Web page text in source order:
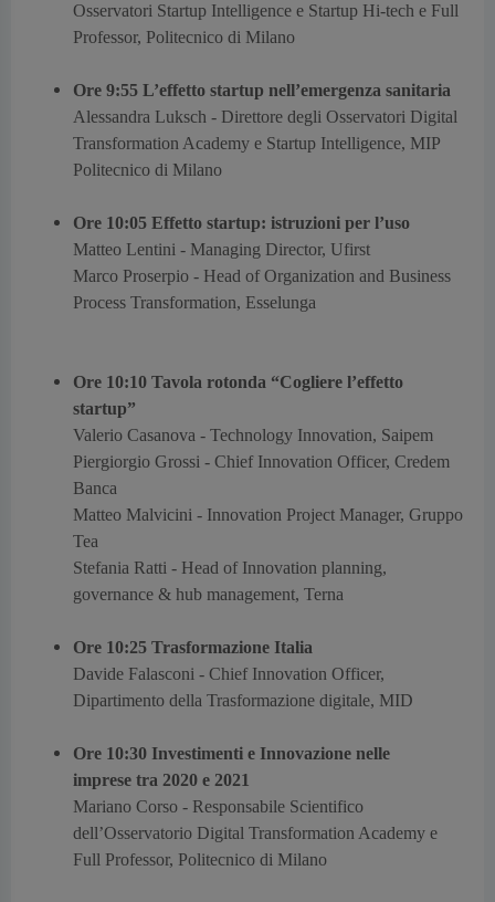
Osservatori Startup Intelligence e Startup Hi-tech e Full
Professor, Politecnico di Milano
Ore 9:55 L’effetto startup nell’emergenza sanitaria
Alessandra Luksch - Direttore degli Osservatori Digital
Transformation Academy e Startup Intelligence, MIP
Politecnico di Milano
Ore 10:05 Effetto startup: istruzioni per l’uso
Matteo Lentini - Managing Director, Ufirst
Marco Proserpio - Head of Organization and Business
Process Transformation, Esselunga
Ore 10:10 Tavola rotonda “Cogliere l’effetto
startup”
Valerio Casanova - Technology Innovation, Saipem
Piergiorgio Grossi - Chief Innovation Officer, Credem
Banca
Matteo Malvicini - Innovation Project Manager, Gruppo
Tea
Stefania Ratti - Head of Innovation planning,
governance & hub management, Terna
Ore 10:25 Trasformazione Italia
Davide Falasconi - Chief Innovation Officer,
Dipartimento della Trasformazione digitale, MID
Ore 10:30 Investimenti e Innovazione nelle
imprese tra 2020 e 2021
Mariano Corso - Responsabile Scientifico
dell’Osservatorio Digital Transformation Academy e
Full Professor, Politecnico di Milano